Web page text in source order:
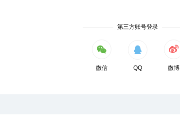
第三方账号登录
微信 QQ 微博